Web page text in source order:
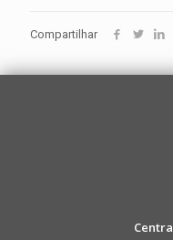
Compartilhar